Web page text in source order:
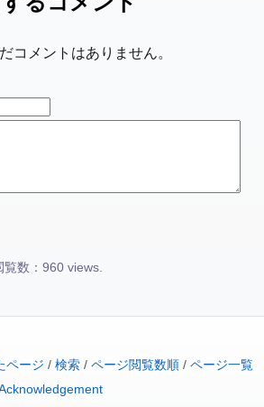
コメントはありません。
数：960 views.
ページ / 検索 / ページ閲覧数順 / ページ一覧